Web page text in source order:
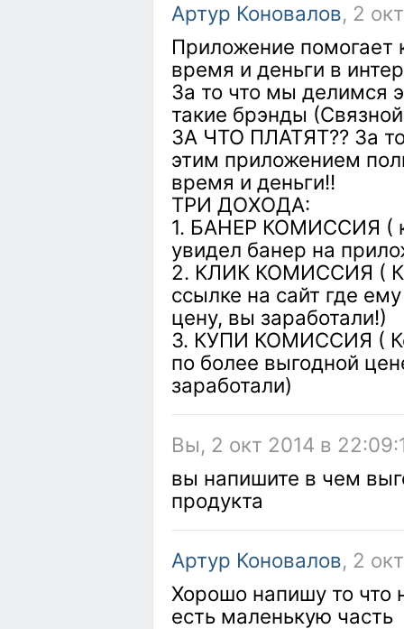
Артур Коновалов, 2
Приложение помогает
время и деньги в
За то что мы делимся
такие брэнды
ЗА ЧТО ПЛАТЯТ?? За
этим приложением
время и деньги!!
ТРИ ДОХОДА:
1. БАНЕР КОМИССИЯ (
увидел банер на
2. КЛИК КОМИССИЯ (
ссылке на сайт где
цену, вы заработали!)
3. КУПИ КОМИССИЯ (
по более выгодной
заработали)
Вы, 2 окт 2014 в
вы напишите в чем
продукта
Артур Коновалов, 2
Хорошо напишу то что
есть маленькую часть